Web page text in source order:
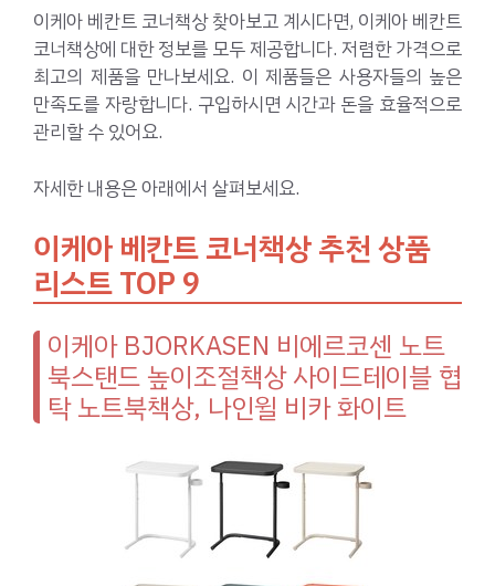
이케아 베칸트 코너책상 찾아보고 계시다면, 이케아 베칸트
코너책상에 대한 정보를 모두 제공합니다. 저렴한 가격으로
최고의 제품을 만나보세요. 이 제품들은 사용자들의 높은
만족도를 자랑합니다. 구입하시면 시간과 돈을 효율적으로
관리할 수 있어요.
자세한 내용은 아래에서 살펴보세요.
이케아 베칸트 코너책상 추천 상품
리스트 TOP 9
이케아 BJORKASEN 비에르코센 노트
북스탠드 높이조절책상 사이드테이블 협
탁 노트북책상, 나인윌 비카 화이트